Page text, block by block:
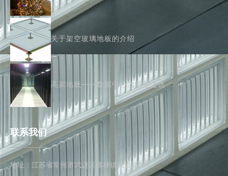
关于架空玻璃地板的介绍
高架地板——数据中心的明智之选
联系我们
地址：江苏省常州市武进区横林镇武青路9号